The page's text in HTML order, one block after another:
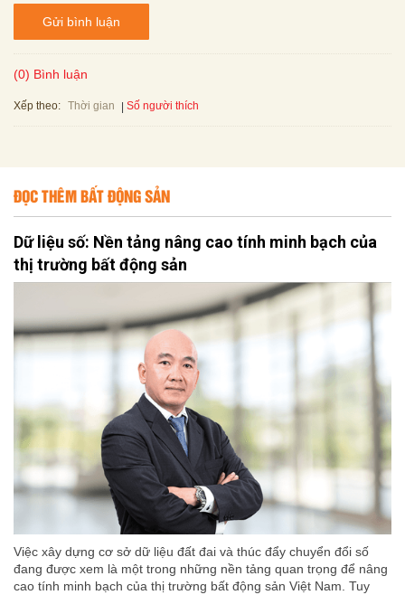
Gửi bình luận
(0) Bình luận
Xếp theo: Thời gian Số người thích
ĐỌC THÊM BẤT ĐỘNG SẢN
Dữ liệu số: Nền tảng nâng cao tính minh bạch của
thị trường bất động sản
Việc xây dựng cơ sở dữ liệu đất đai và thúc đẩy chuyển đổi số
đang được xem là một trong những nền tảng quan trọng để nâng
cao tính minh bạch của thị trường bất động sản Việt Nam. Tuy